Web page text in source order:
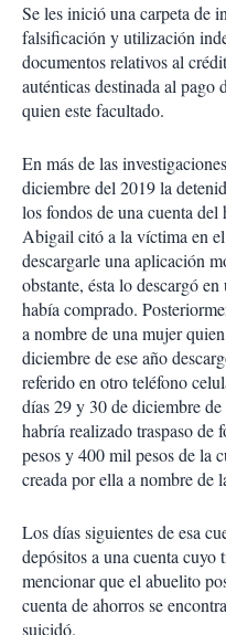
Se les inició una carpeta de
falsificación y utilización
documentos relativos al
auténticas destinada al pago
quien este facultado.
En más de las
diciembre del 2019 la
los fondos de una cuenta
Abigail citó a la víctima en
descargarle una aplicación
obstante, ésta lo descargó
había comprado.
a nombre de una mujer
diciembre de ese año
referido en otro teléfono
días 29 y 30 de diciembre
habría realizado traspaso de
pesos y 400 mil pesos de la
creada por ella a nombre de
Los días siguientes de esa
depósitos a una cuenta
mencionar que el abuelito
cuenta de ahorros se
suicidó.